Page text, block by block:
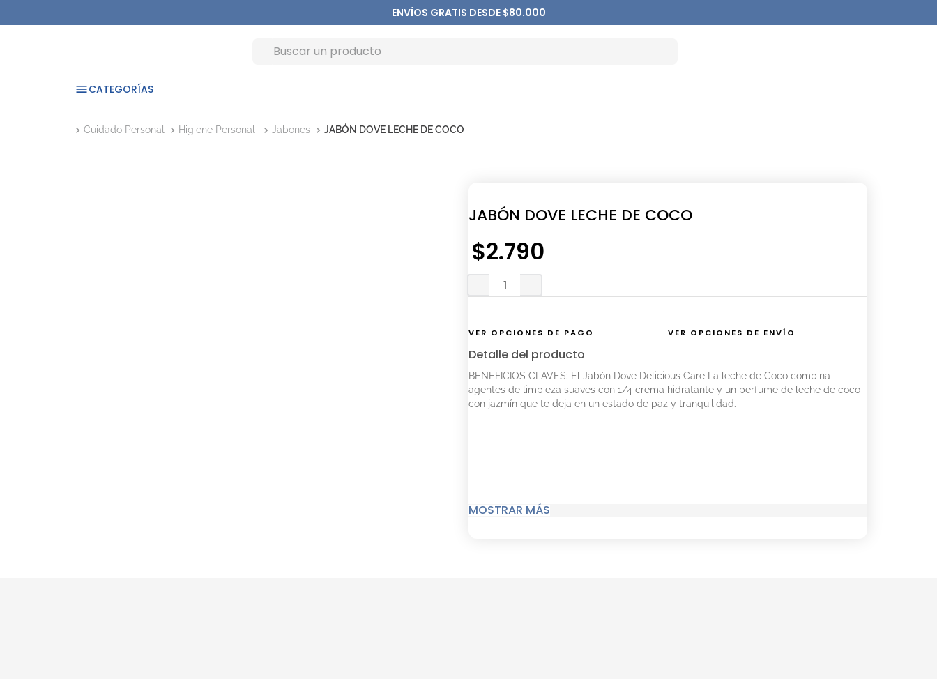
ENVÍOS GRATIS DESDE $80.000
CATEGORÍAS
Cuidado Personal Higiene Personal Jabones JABÓN DOVE LECHE DE COCO
JABÓN DOVE LECHE DE COCO
$2.790
VER OPCIONES DE PAGO VER OPCIONES DE ENVÍO
Detalle del producto
BENEFICIOS CLAVES: El Jabón Dove Delicious Care La leche de Coco combina
agentes de limpieza suaves con 1/4 crema hidratante y un perfume de leche de coco
con jazmín que te deja en un estado de paz y tranquilidad.
MOSTRAR MÁS